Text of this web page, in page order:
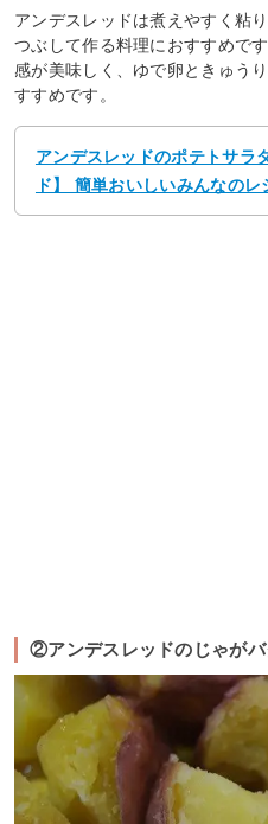
アンデスレッドは煮えやすく粘
つぶして作る料理におすすめで
感が美味しく、ゆで卵ときゅう
すすめです。
アンデスレッドのポテトサ
ド】 簡単おいしいみんなの
②アンデスレッドのじゃがバ